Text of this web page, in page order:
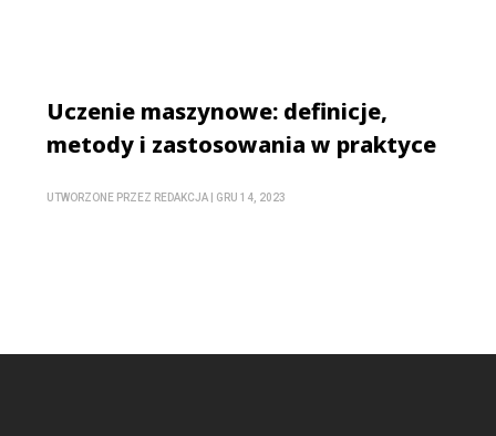
Uczenie maszynowe: definicje,
metody i zastosowania w praktyce
UTWORZONE PRZEZ REDAKCJA GRU 14, 2023